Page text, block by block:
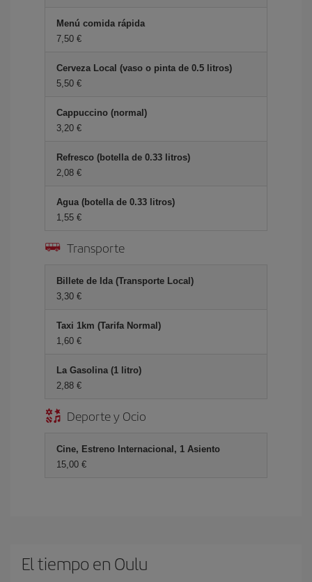
Menú comida rápida
7,50 €
Cerveza Local (vaso o pinta de 0.5 litros)
5,50 €
Cappuccino (normal)
3,20 €
Refresco (botella de 0.33 litros)
2,08 €
Agua (botella de 0.33 litros)
1,55 €
Transporte
Billete de Ida (Transporte Local)
3,30 €
Taxi 1km (Tarifa Normal)
1,60 €
La Gasolina (1 litro)
2,88 €
Deporte y Ocio
Cine, Estreno Internacional, 1 Asiento
15,00 €
El tiempo en Oulu